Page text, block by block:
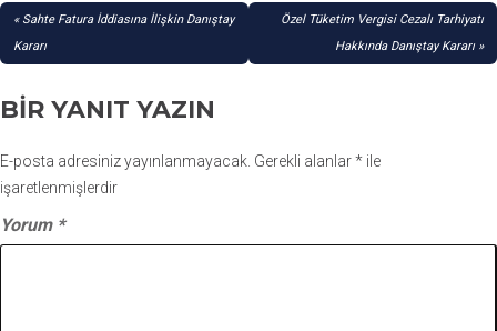
YAZI
GEZINMESI
Sahte Fatura İddiasına İlişkin Danıştay
Kararı
Özel Tüketim Vergisi Cezalı Tarhiyatı
Hakkında Danıştay Kararı
BIR YANIT YAZIN
E-posta adresiniz yayınlanmayacak. Gerekli alanlar* ile
işaretlenmişlerdir
Yorum *